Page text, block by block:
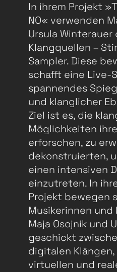
In ihrem Projekt
NO« verwenden
Ursula
Klangquellen –
Sampler. Diese
schafft eine Live-
spannendes
und klanglicher
Ziel ist es, die
Möglichkeiten
erforschen, zu
dekonstruierten,
einen intensiven
einzutreten. In
Projekt bewegen
Musikerinnen
Maja Osojnik und
geschickt
digitalen
virtuellen und